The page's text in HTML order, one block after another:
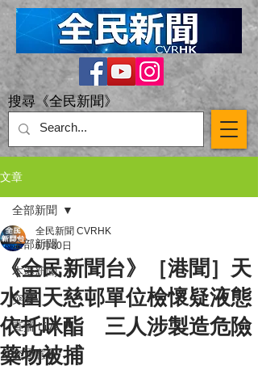
搜尋《全民新聞》
文章
全部新聞
本港新聞
突發
直播 Live
交通意外
全部新聞
《全民新聞台》［港聞］天
水圍天慈邨單位檢懷疑液態
依托咪酯 三人涉製造危險
藥物被捕
全民新聞 CVRHK
6月30日